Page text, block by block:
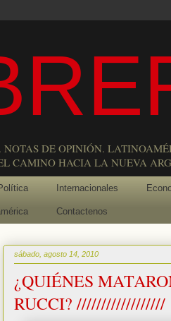
DE OPINIÓN.
CAMINO HACIA LA NUEVA
Internacionales
Contactenos
sábado, agosto 14, 2010
¿QUIÉNES
RUCCI? //////////////////